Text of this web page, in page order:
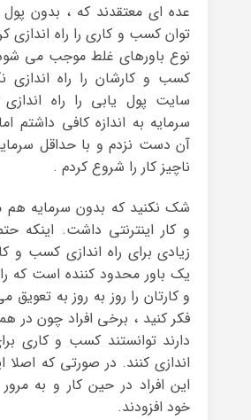
عده ای معتقدند که ، بدون
توان کسب و کاری را راه اندازی
نوع باورهای غلط موجب می شود
کسب و کارشان را راه اندازی
سایت پول یابی را راه اندازی
سرمایه به اندازه کافی داشتم
آن دست نزدم و با حداقل
ناچیز کار را شروع کردم .
شک نکنید که بدون سرمایه
و کار اینترنتی داشت. اینکه
زیادی برای راه اندازی کسب و
یک باور محدود کننده است که
و کارتان را روز به روز به تعویق
فکر کنید ، برخی افراد چون
دارند توانستند کسب و کاری
اندازی کنند. در صورتی که اصلا
این افراد در حین کار و به
خود افزودند.